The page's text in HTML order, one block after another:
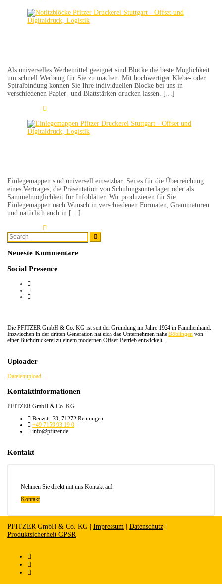
Als universelles Werbemittel geeignet sind Blöcke die beste Möglichkeit
um schnell Werbung für Sie zu machen. Mit hochwertiger Klebe- oder
Spiralbindung können Sie Ihre individuellen Blöcke bei uns in
verschiedenen Papier- und Blattstärken drucken lassen. […]
Einlegemappen sind universell einsetzbar. Sei es für die Überreichung
eines Vertrages, die Präsentation von Schulungsunterlagen oder als
Sammelmöglichkeit für Infoblätter. Wir produzieren für Sie
Einlegemappen nach Wunsch in verschiedenen Formaten, Grammaturen
und natürlich auch in […]
Search
for:
Neueste Kommentare
Social Presence
Die PFITZER GmbH & Co. KG ist seit der Gründung im Jahre 1924 in Familienhand.
Inzwischen in der dritten Generation hat sich das Unternehmen nahe Böblingen von
einer Buchdruckerei zu einem modernen Offset-Betrieb entwickelt.
Uploader
Dateienupload
Kontaktinformationen
PFITZER GmbH & Co. KG
Benzstr. 39, 71272 Renningen
+49 7159 93 19 0
info@pfitzer.de
Kontakt
Nehmen Sie direkt mit uns Kontakt auf.
Kontakt
PFITZER GmbH & Co. KG | Impressum Datenschutz
Produktsicherheit GPSR